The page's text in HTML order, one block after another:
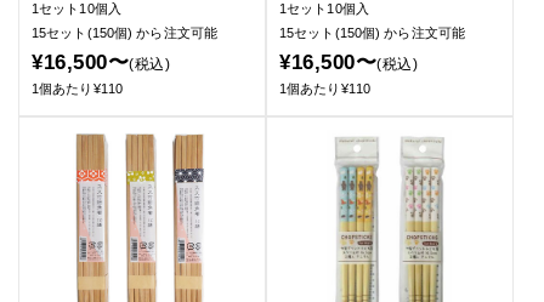
1セット10個入
15セット(150個)から注文可能
¥16,500〜(税込)
1個あたり¥110
1セット10個入
15セット(150個)から注文可能
¥16,500〜(税込)
1個あたり¥110